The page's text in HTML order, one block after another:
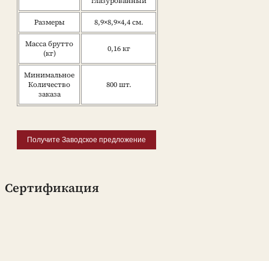
Размеры 8,9×8,9×4,4 см.
Масса брутто
(кг)
0,16 кг
Минимальное
Количество
заказа
800 шт.
Получите Заводское предложение
Сертификация